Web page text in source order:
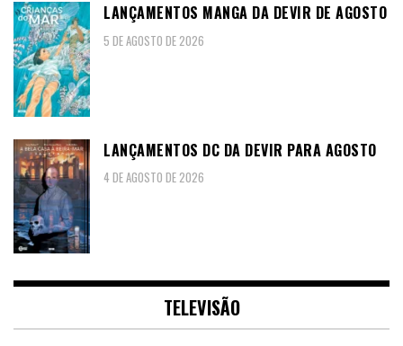
LANÇAMENTOS MANGA DA DEVIR DE AGOSTO
5 DE AGOSTO DE 2026
LANÇAMENTOS DC DA DEVIR PARA AGOSTO
4 DE AGOSTO DE 2026
TELEVISÃO